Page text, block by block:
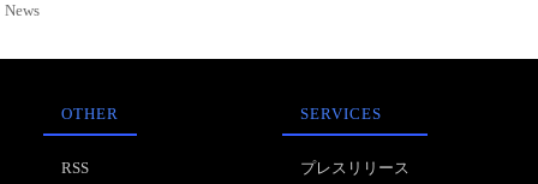
OTHER
RSS
SERVICES
プレスリリース